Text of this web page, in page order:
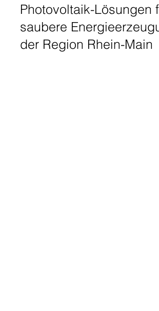
Photovoltaik-Lösungen
saubere
der Region Rhein-Main